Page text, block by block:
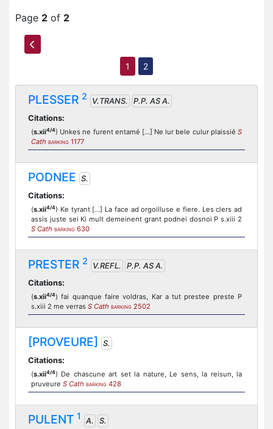
Page 2 of 2
1 2
PLESSER 2 V.TRANS.
P.P. AS A.
Citations:
(s.xii4/4) Unkes ne furent entamé [...] Ne lur bele culur plaissié S
Cath BARKING 1177
PODNEE S.
Citations:
(s.xii4/4) Ke tyrant [...] La face ad orgoilluse e fiere. Les clers ad
assis juste sei Ki mult demeinent grant podnei dosnoi P s.xiii 2
S Cath BARKING 630
PRESTER 2 V.REFL.
P.P. AS A.
Citations:
(s.xii4/4) fai quanque faire voldras, Kar a tut prestee preste P
s.xiii 2 me verras S Cath BARKING 2502
[PROVEURE]
S.
Citations:
(s.xii4/4) De chascune art set la nature, Le sens, la reisun, la
pruveure S Cath BARKING 428
PULENT 1 A.
S.